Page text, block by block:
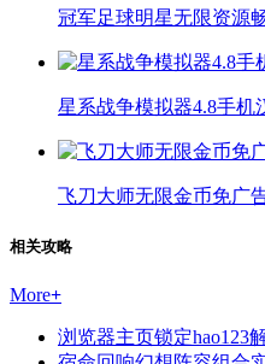
冠军足球明星无限资源
星系战争模拟器4.8手机
飞刀大师无限金币免广
相关攻略
More+
浏览器主页锁定hao123